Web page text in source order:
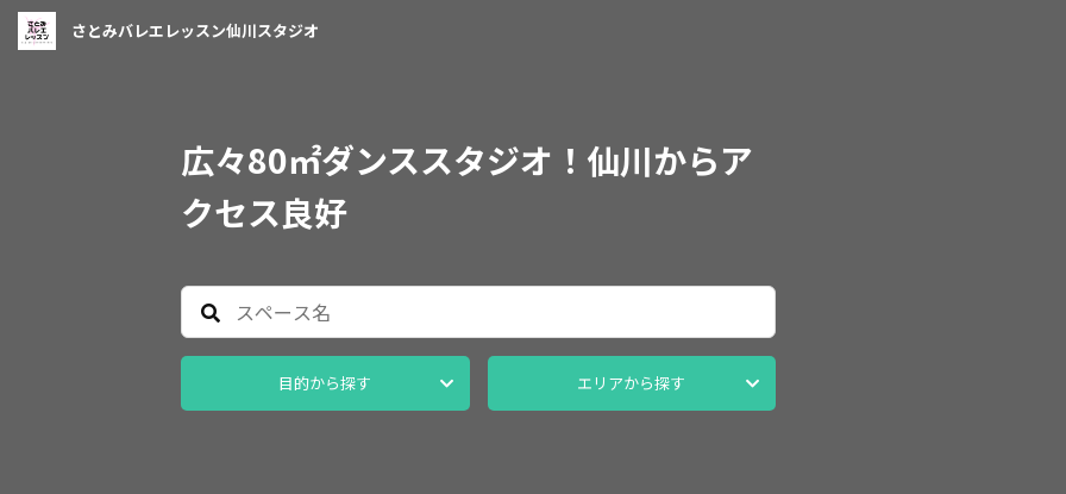
広々80㎡ダンススタジオ！仙川からア
クセス良好
目的から探す エリアから探す
さとみバレエレッスン仙川スタジオ